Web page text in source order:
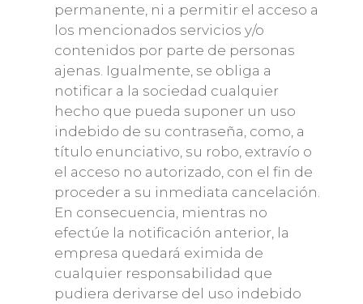
permanente, ni a permitir el acceso a
los mencionados servicios y/o
contenidos por parte de personas
ajenas. Igualmente, se obliga a
notificar a la sociedad cualquier
hecho que pueda suponer un uso
indebido de su contraseña, como, a
título enunciativo, su robo, extravío o
el acceso no autorizado, con el fin de
proceder a su inmediata cancelación.
En consecuencia, mientras no
efectúe la notificación anterior, la
empresa quedará eximida de
cualquier responsabilidad que
pudiera derivarse del uso indebido